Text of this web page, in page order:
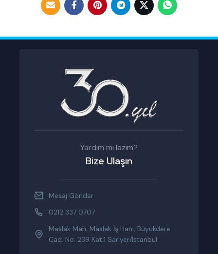
Yardım mı lazım?
Bize Ulaşın
Mesaj Gönder
0212 337 0707
Maslak Mah. Maslak İş Hanı, Büyükdere
Cad. No: 239 Kat:1 Sarıyer/İstanbul